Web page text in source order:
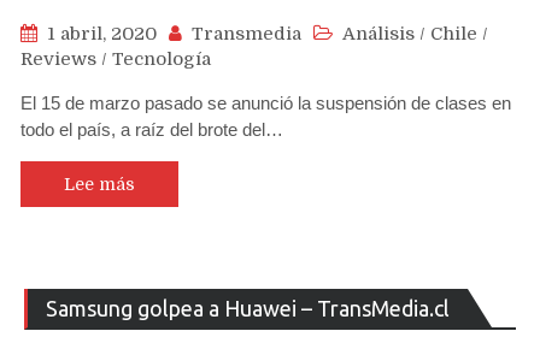
1 abril, 2020 Transmedia Análisis / Chile /
Reviews / Tecnología
El 15 de marzo pasado se anunció la suspensión de clases en
todo el país, a raíz del brote del…
Lee más
Samsung golpea a Huawei – TransMedia.cl
de